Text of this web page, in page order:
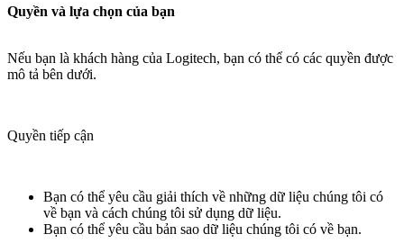
Quyền và lựa chọn của bạn
Nếu bạn là khách hàng của Logitech, bạn có thể có các quyền được
mô tả bên dưới.
Quyền tiếp cận
Bạn có thể yêu cầu giải thích về những dữ liệu chúng tôi có
về bạn và cách chúng tôi sử dụng dữ liệu.
Bạn có thể yêu cầu bản sao dữ liệu chúng tôi có về bạn.